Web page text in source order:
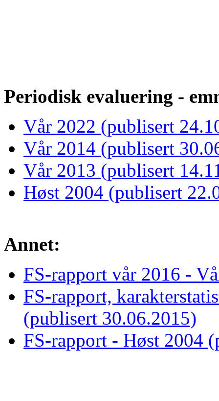
Periodisk evaluering -
Vår 2022 (publisert
Vår 2014 (publisert
Vår 2013 (publisert
Høst 2004 (publisert
Annet:
FS-rapport vår 2016 -
FS-rapport,
(publisert 30.06.2015)
FS-rapport - Høst 2004